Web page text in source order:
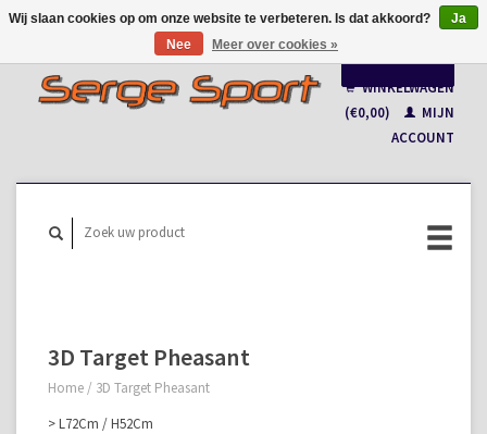
Français
WINKELWAGEN
(€0,00)
MIJN
ACCOUNT
3D Target Pheasant
Home / 3D Target Pheasant
> L72Cm / H52Cm
Wij slaan cookies op om onze website te verbeteren. Is dat akkoord?
Ja
Nee
Meer over cookies »